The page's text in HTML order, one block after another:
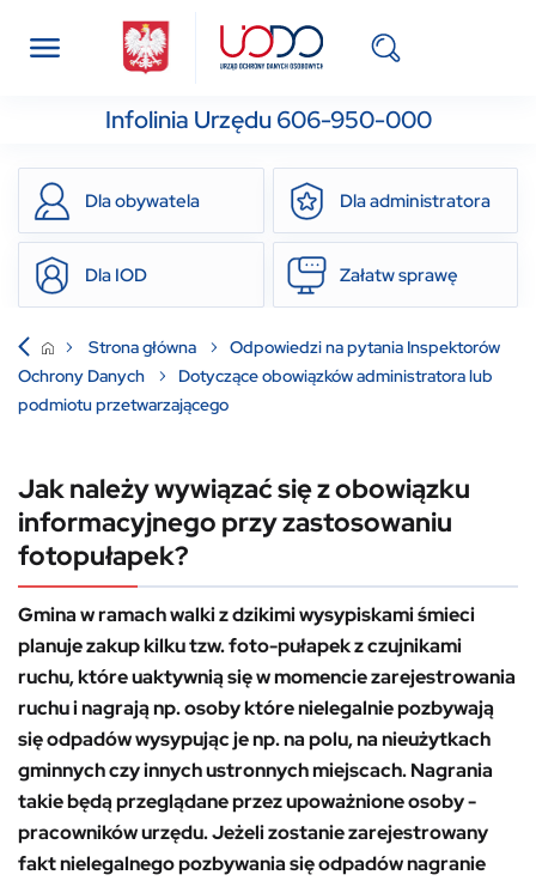
Infolinia Urzędu 606-950-000
Dla obywatela Dla administratora
Dla IOD Załatw sprawę
Strona główna
Odpowiedzi na pytania Inspektorów
Ochrony Danych
Dotyczące obowiązków administratora lub
podmiotu przetwarzającego
Jak należy wywiązać się z obowiązku
informacyjnego przy zastosowaniu
fotopułapek?
Gmina w ramach walki z dzikimi wysypiskami śmieci
planuje zakup kilku tzw. foto-pułapek z czujnikami
ruchu, które uaktywnią się w momencie zarejestrowania
ruchu i nagrają np. osoby które nielegalnie pozbywają
się odpadów wysypując je np. na polu, na nieużytkach
gminnych czy innych ustronnych miejscach. Nagrania
takie będą przeglądane przez upoważnione osoby -
pracowników urzędu. Jeżeli zostanie zarejestrowany
fakt nielegalnego pozbywania się odpadów nagranie